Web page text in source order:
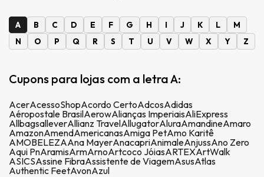
A B C D E F G H I J K L
M
N
O P Q R S T U V W X Y Z
Cupons para lojas com a letra A:
AcerAcessoShopAcordo CertoAdcosAdidas
Aéropostale BrasilAerowAlianças ImperiaisAliExpress
AllbagsalleverAllianz TravelAllugatorAluraAmandineAmaro
AmazonAmendAmericanasAmiga PetAmo Karitê
AMOBELEZAAna MayerAnacapriAnimaleAnjussAno Zero
Aqui PnAramisArmArnoArtcoco JóiasARTEXArtWalk
ASICSAssine FibraAssistente de ViagemAsusAtlas
Authentic FeetAvonAzul